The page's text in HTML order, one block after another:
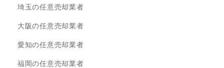
埼玉の任意売却業者
大阪の任意売却業者
愛知の任意売却業者
福岡の任意売却業者